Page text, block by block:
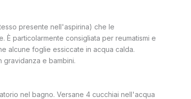
presente nell'aspirina) che le
È particolarmente consigliata per reumatismi e
alcune foglie essiccate in acqua calda.
e bambini.
nel bagno. Versane 4 cucchiai nell'acqua